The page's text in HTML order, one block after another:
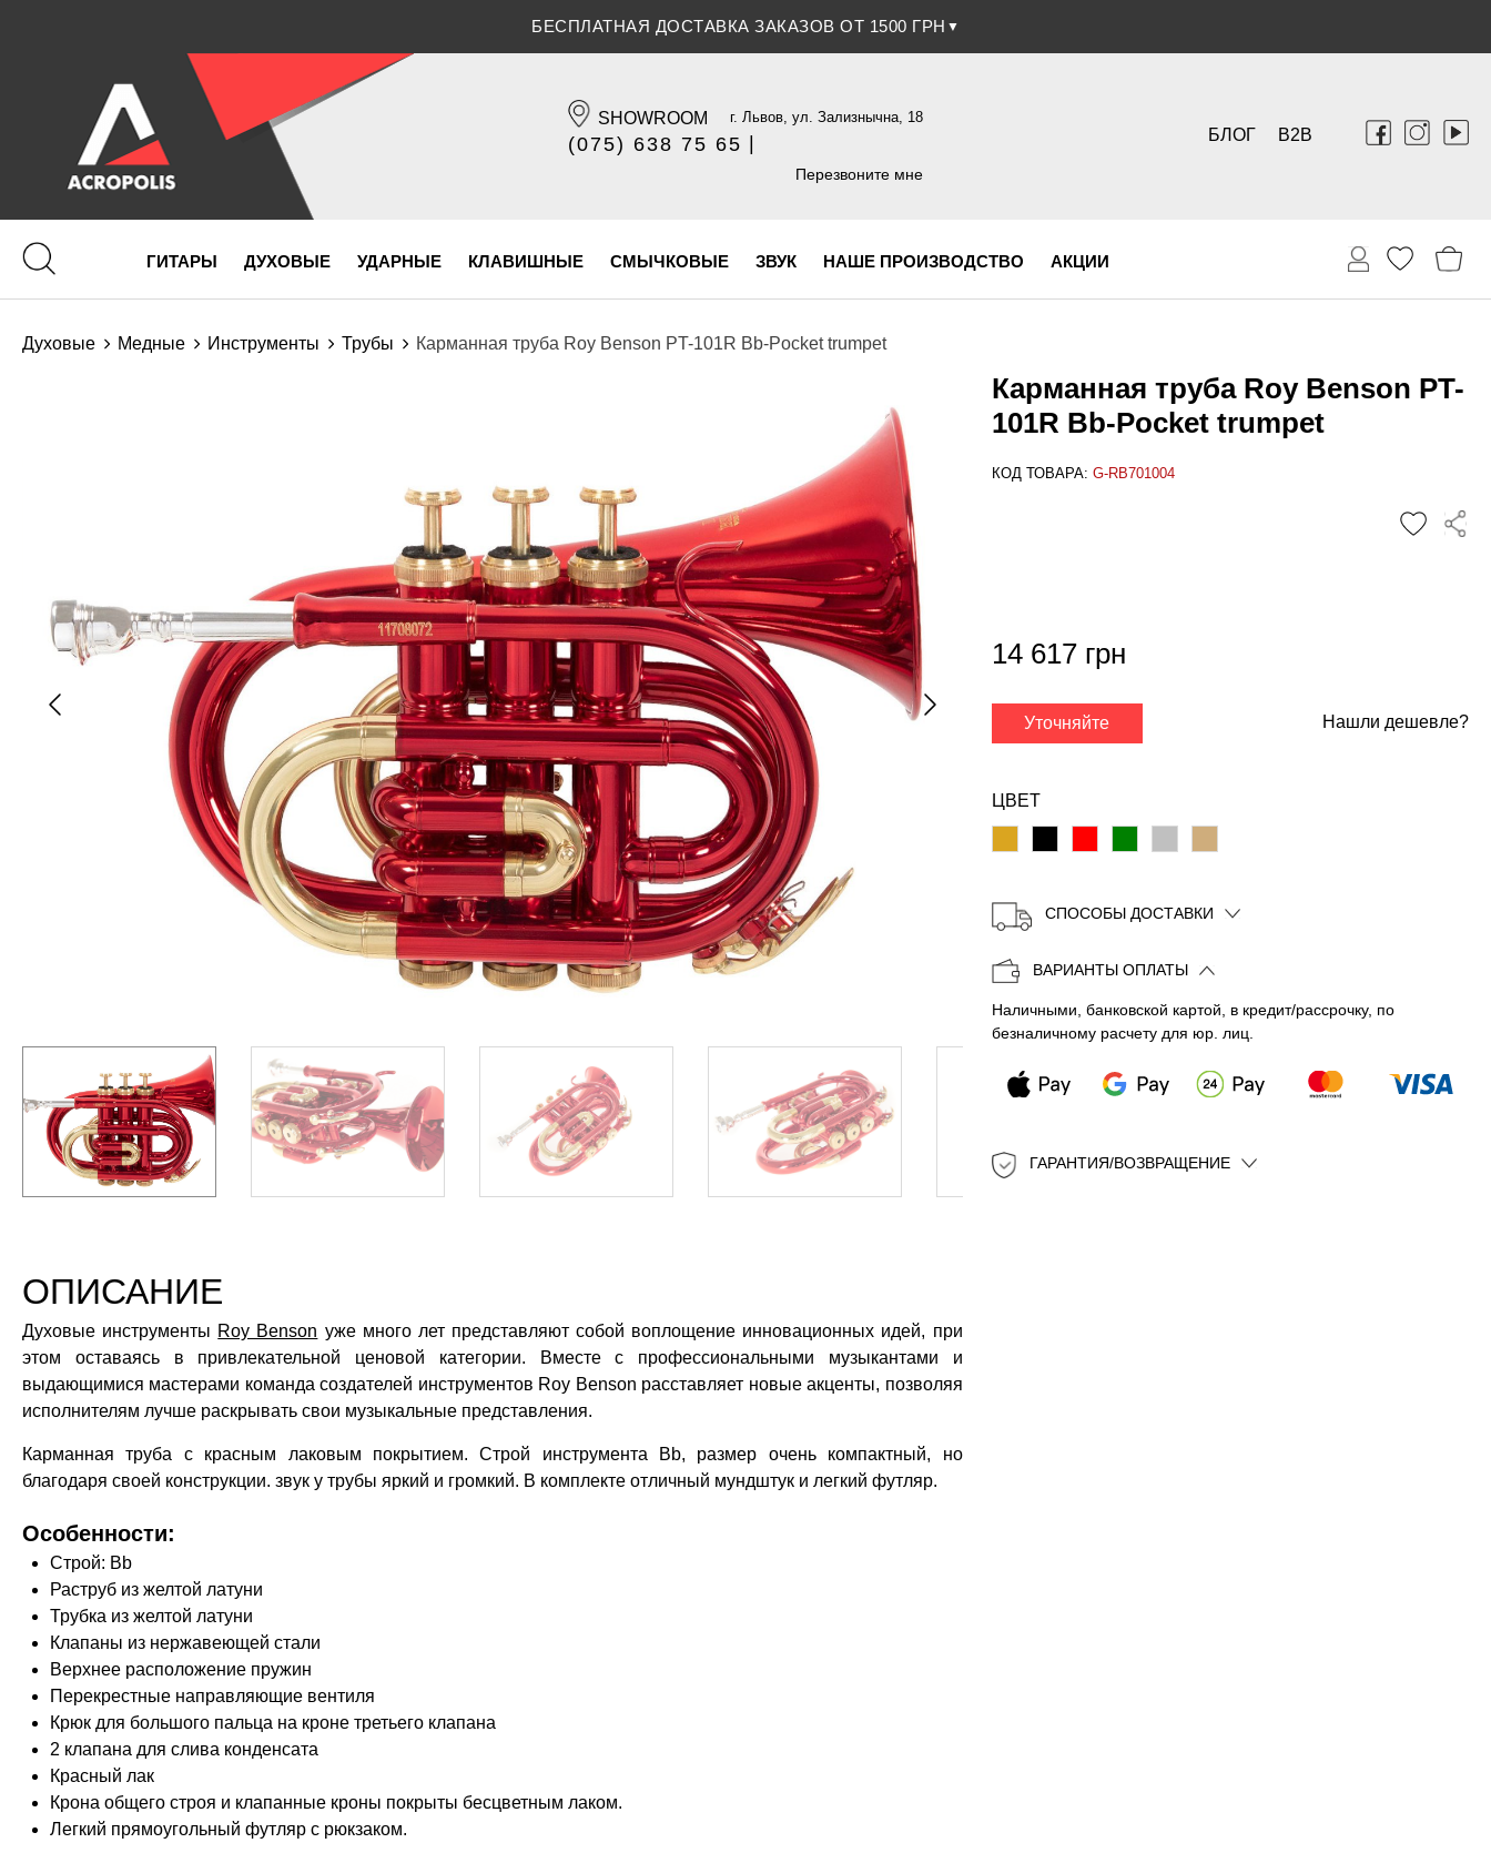
СКИДКА 5% ПРИ ОПЛАТЕ БАНКОВСКОЙ КАРТОЧКОЙ
SHOWROOM г. Львов, ул. Зализнычна, 18
(075) 638 75 65
(096) 609 84 32
Перезвоните мне
B2B
БЛОГ
ГИТАРЫ ДУХОВЫЕ УДАРНЫЕ КЛАВИШНЫЕ СМЫЧКОВЫЕ ЗВУК НАШЕ ПРОИЗВОДСТВО АКЦИИ
Духовые Медные Инструменты Трубы Карманная труба Roy Benson PT-101R Bb-Pocket trumpet
Карманная труба Roy Benson PT-
101R Bb-Pocket trumpet
КОД ТОВАРА: G-RB701004
✕
Копировать
14 617 грн
Уточняйте Нашли дешевле?
ЦВЕТ
СПОСОБЫ ДОСТАВКИ
ВАРИАНТЫ ОПЛАТЫ
Наличными, банковской картой, в кредит/рассрочку, по
безналичному расчету для юр. лиц.
ГАРАНТИЯ/ВОЗВРАЩЕНИЕ
ОПИСАНИЕ
Духовые инструменты Roy Benson уже много лет представляют собой воплощение инновационных идей, при
этом оставаясь в привлекательной ценовой категории. Вместе с профессиональными музыкантами и
выдающимися мастерами команда создателей инструментов Roy Benson расставляет новые акценты, позволяя
исполнителям лучше раскрывать свои музыкальные представления.
Карманная труба с красным лаковым покрытием. Строй инструмента Bb, размер очень компактный, но
благодаря своей конструкции. звук у трубы яркий и громкий. В комплекте отличный мундштук и легкий футляр.
Особенности:
Строй: Bb
Раструб из желтой латуни
Трубка из желтой латуни
Клапаны из нержавеющей стали
Верхнее расположение пружин
Перекрестные направляющие вентиля
Крюк для большого пальца на кроне третьего клапана
2 клапана для слива конденсата
Красный лак
Крона общего строя и клапанные кроны покрыты бесцветным лаком.
Легкий прямоугольный футляр с рюкзаком.